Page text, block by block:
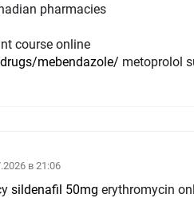
pharmacies
course online
mebendazole/ metoprolol
в 21:06
sildenafil 50mg erythromycin